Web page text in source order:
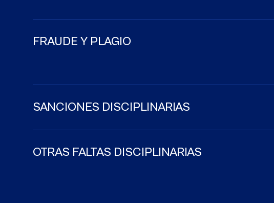
FRAUDE Y PLAGIO
SANCIONES DISCIPLINARIAS
OTRAS FALTAS DISCIPLINARIAS